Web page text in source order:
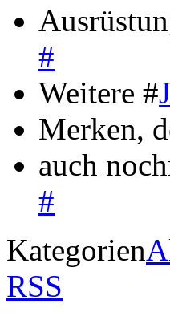
#
Weitere #J
Merken,
auch
#
Kategorien
RSS